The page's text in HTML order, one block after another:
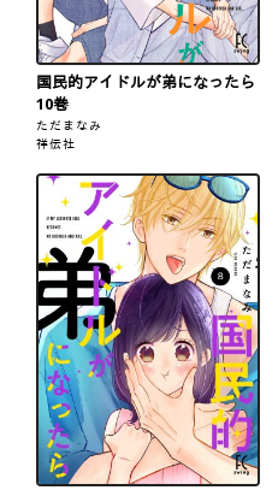
国民的アイドルが弟になったら
10巻
ただまなみ
祥伝社